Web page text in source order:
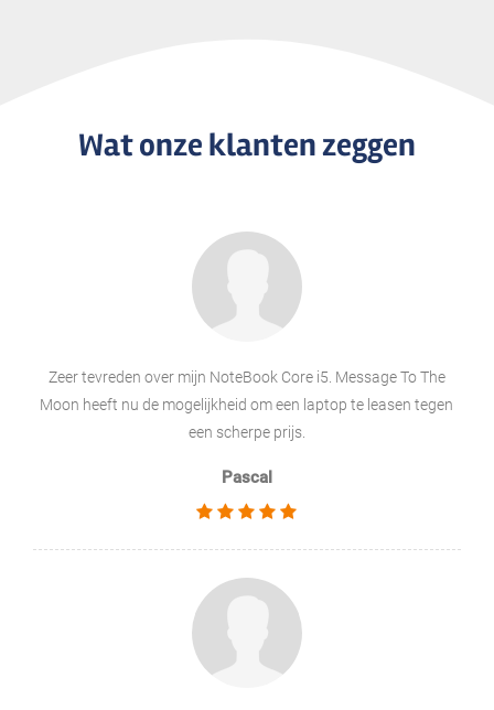
Wat onze klanten zeggen
Zeer tevreden over mijn NoteBook Core i5. Message To The
Moon heeft nu de mogelijkheid om een laptop te leasen tegen
een scherpe prijs.
Pascal